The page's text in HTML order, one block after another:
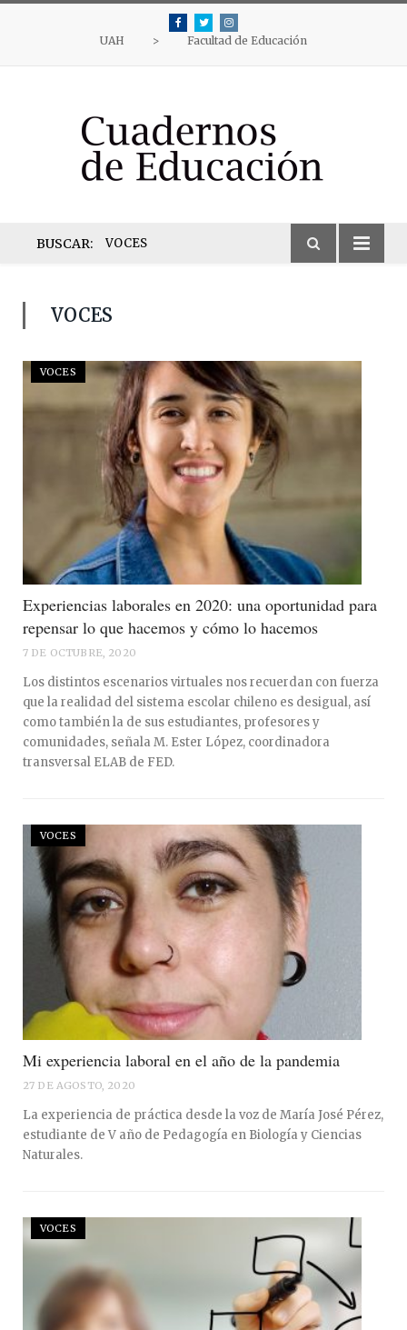
FacebookTwitterInstagram
UAH > Facultad de Educación
BUSCAR: VOCES
VOCES
VOCES
Experiencias laborales en 2020: una oportunidad para
repensar lo que hacemos y cómo lo hacemos
7 DE OCTUBRE, 2020
Los distintos escenarios virtuales nos recuerdan con fuerza
que la realidad del sistema escolar chileno es desigual, así
como también la de sus estudiantes, profesores y
comunidades, señala M. Ester López, coordinadora
transversal ELAB de FED.
VOCES
Mi experiencia laboral en el año de la pandemia
27 DE AGOSTO, 2020
La experiencia de práctica desde la voz de María José Pérez,
estudiante de V año de Pedagogía en Biología y Ciencias
Naturales.
VOCES